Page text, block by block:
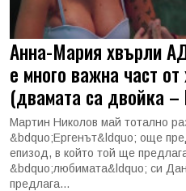
Анна-Мария хвърли
е много важна част
(двамата са двойка
Мартин Николов май тотално
&bdquo;Ергенът&ldquo; още
епизод, в който той ще
&bdquo;любимата&ldquo; си
предлага...